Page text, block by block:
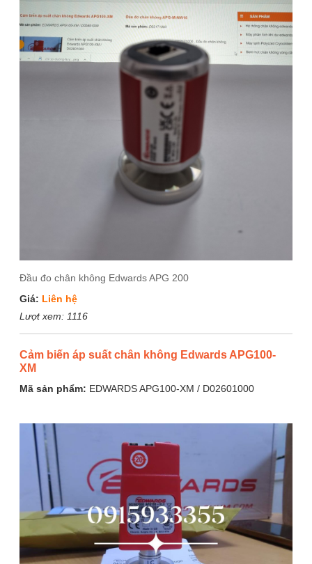
Đầu đo chân không Edwards APG 200
Giá: Liên hệ
Lượt xem: 1116
Cảm biến áp suất chân không Edwards APG100-
XM
Mã sản phẩm: EDWARDS APG100-XM / D02601000